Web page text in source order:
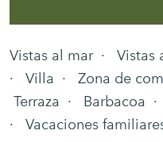
Vistas al mar · Vistas
· Villa · Zona de
Terraza · Barbacoa
· Vacaciones